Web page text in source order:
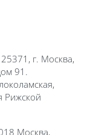
г. Москва,
91.
Рижской
Москва,